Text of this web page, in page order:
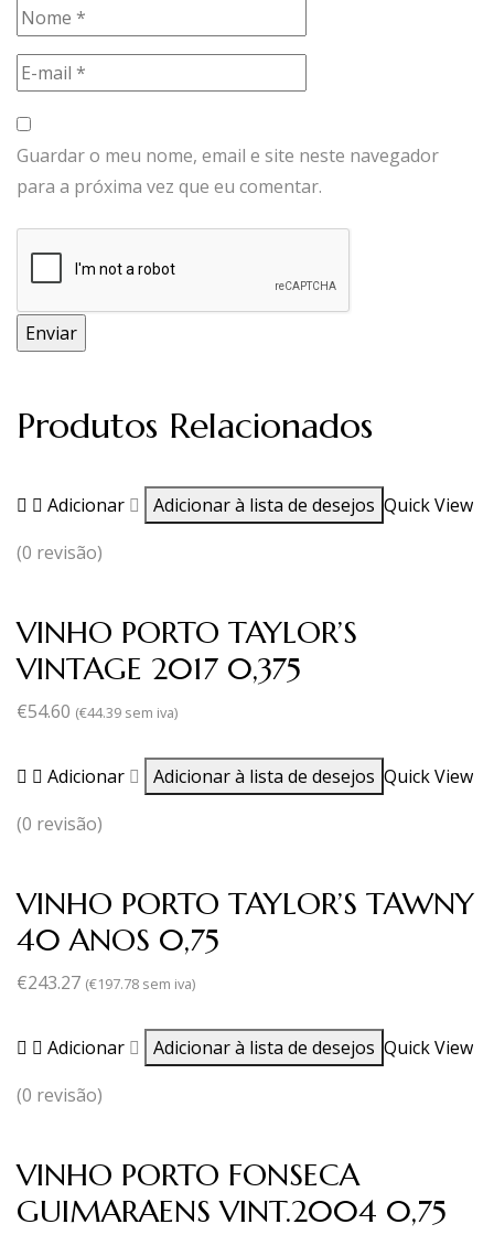
Guardar o meu nome, email e site neste navegador
para a próxima vez que eu comentar.
Produtos Relacionados
Adicionar Adicionar à lista de desejos Quick View
(0 revisão)
VINHO PORTO TAYLOR’S
VINTAGE 2017 0,375
€54.60 (€44.39 sem iva)
Adicionar Adicionar à lista de desejos Quick View
(0 revisão)
VINHO PORTO TAYLOR’S TAWNY
40 ANOS 0,75
€243.27 (€197.78 sem iva)
Adicionar Adicionar à lista de desejos Quick View
(0 revisão)
VINHO PORTO FONSECA
GUIMARAENS VINT.2004 0,75